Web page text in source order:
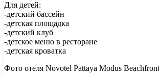
Для детей:
-детский бассейн
-детская площадка
-детский клуб
-детское меню в ресторане
-детская кроватка
Фото отеля Novotel Pattaya Modus